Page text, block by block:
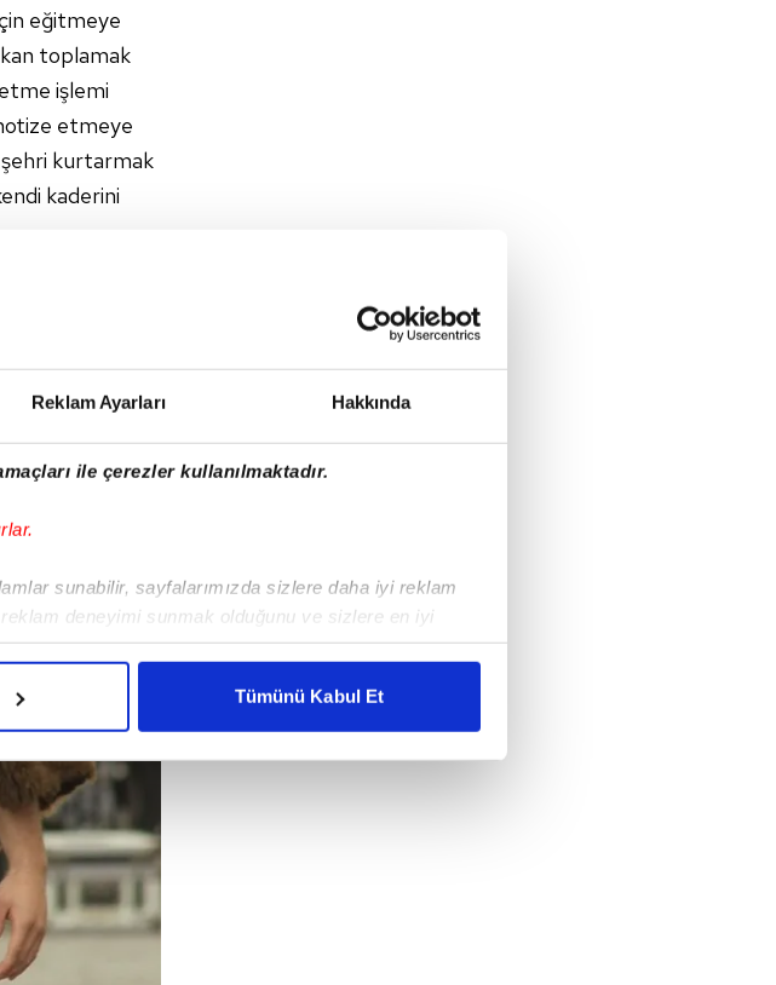
Reklam Ayarları Hakkında
ile çerezler kullanılmaktadır.
sunabilir, sayfalarımızda sizlere daha iyi reklam
deneyimi sunmak olduğunu ve sizlere en iyi
noktada, reklamların maliyetlerimizi karşılamak
hedefli reklamlar gösterilmeyecektir."
ve üçüncü kişilere ait çerezler kullanılmaktadır. Bu
çerezler bilgi toplumu hizmetlerinin sunulması
ve kişiselleştirilmesi ve sizlere yönelik
rızanız dahilinde kullanılacaktır.
Çerezlere ilişkin detaylı bilgi için Ayarlar
Tümünü Kabul Et
eğitmeye
toplamak
işlemi
etmeye
şehri kurtarmak
kaderini